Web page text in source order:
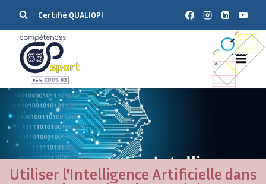
Certifié QUALIOPI
Utiliser l'Intelligence Artificielle dans